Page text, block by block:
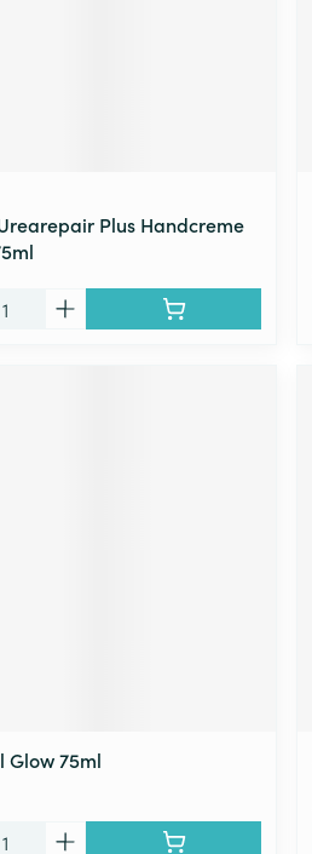
Plus Handcreme
Glow 75ml